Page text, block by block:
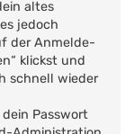
altes
jedoch
der Anmelde-
klickst und
schnell wieder
Passwort